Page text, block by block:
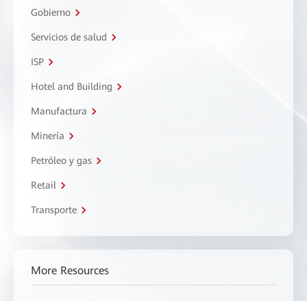
Gobierno
Servicios de salud
ISP
Hotel and Building
Manufactura
Minería
Petróleo y gas
Retail
Transporte
More Resources